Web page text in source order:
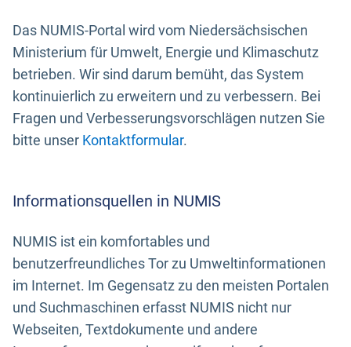
Das NUMIS-Portal wird vom Niedersächsischen
Ministerium für Umwelt, Energie und Klimaschutz
betrieben. Wir sind darum bemüht, das System
kontinuierlich zu erweitern und zu verbessern. Bei
Fragen und Verbesserungsvorschlägen nutzen Sie
bitte unser Kontaktformular.
Informationsquellen in NUMIS
NUMIS ist ein komfortables und
benutzerfreundliches Tor zu Umweltinformationen
im Internet. Im Gegensatz zu den meisten Portalen
und Suchmaschinen erfasst NUMIS nicht nur
Webseiten, Textdokumente und andere